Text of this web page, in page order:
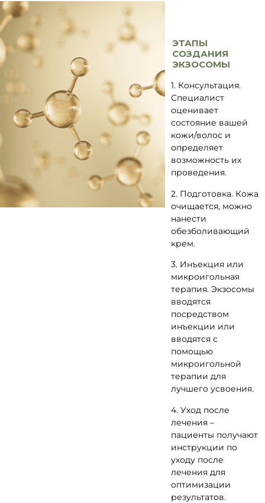
ЭТАПЫ
СОЗДАНИЯ
ЭКЗОСОМЫ
1. Консультация.
Специалист
оценивает
состояние вашей
кожи/волос и
определяет
возможность их
проведения.
2. Подготовка. Кожа
очищается, можно
нанести
обезболивающий
крем.
3. Инъекция или
микроигольная
терапия. Экзосомы
вводятся
посредством
инъекции или
вводятся с
помощью
микроигольной
терапии для
лучшего усвоения.
4. Уход после
лечения –
пациенты получают
инструкции по
уходу после
лечения для
оптимизации
результатов.